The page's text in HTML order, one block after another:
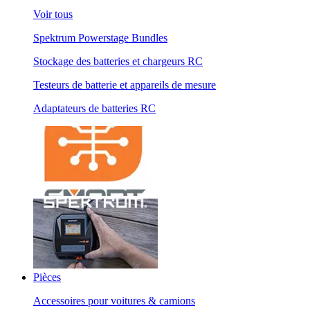
Voir tous
Spektrum Powerstage Bundles
Stockage des batteries et chargeurs RC
Testeurs de batterie et appareils de mesure
Adaptateurs de batteries RC
Pièces
Accessoires pour voitures & camions